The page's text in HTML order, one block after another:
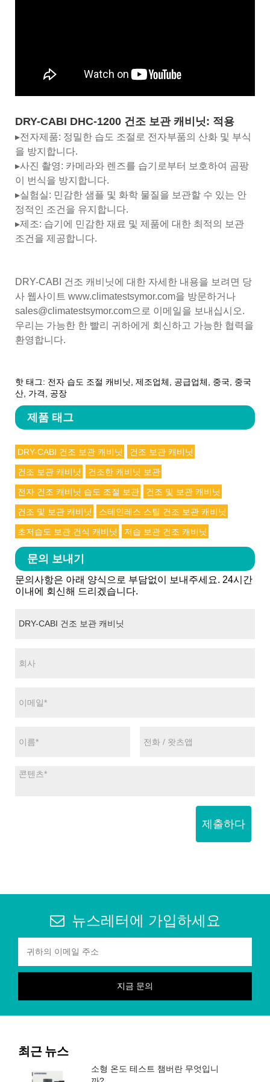
DRY-CABI DHC-1200 건조 보관 캐비닛: 적용
▸전자제품: 정밀한 습도 조절로 전자부품의 산화 및 부식
을 방지합니다.
▸사진 촬영: 카메라와 렌즈를 습기로부터 보호하여 곰팡
이 번식을 방지합니다.
▸실험실: 민감한 샘플 및 화학 물질을 보관할 수 있는 안
정적인 조건을 유지합니다.
▸제조: 습기에 민감한 재료 및 제품에 대한 최적의 보관
조건을 제공합니다.
DRY-CABI 건조 캐비닛에 대한 자세한 내용을 보려면 당
사 웹사이트 www.climatestsymor.com을 방문하거나
sales@climatestsymor.com으로 이메일을 보내십시오.
우리는 가능한 한 빨리 귀하에게 회신하고 가능한 협력을
환영합니다.
핫 태그: 전자 습도 조절 캐비닛, 제조업체, 공급업체, 중국, 중국
산, 가격, 공장
제품 태그
DRY-CABI 건조 보관 캐비닛 건조 보관 캐비닛
건조 보관 캐비닛 건조한 캐비닛 보관
전자 건조 캐비닛 습도 조절 보관 건조 및 보관 캐비닛
건조 및 보관 캐비닛 스테인레스 스틸 건조 보관 캐비닛
초저습도 보관 건식 캐비닛 저습 보관 건조 캐비닛
문의 보내기
문의사항은 아래 양식으로 부담없이 보내주세요. 24시간
이내에 회신해 드리겠습니다.
제출하다
뉴스레터에 가입하세요
최근 뉴스
소형 온도 테스트 챔버란 무엇입니